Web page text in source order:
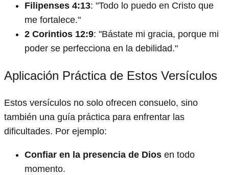
Filipenses 4:13: "Todo lo puedo en Cristo que
me fortalece."
2 Corintios 12:9: "Bástate mi gracia, porque mi
poder se perfecciona en la debilidad."
Aplicación Práctica de Estos Versículos
Estos versículos no solo ofrecen consuelo, sino
también una guía práctica para enfrentar las
dificultades. Por ejemplo:
Confiar en la presencia de Dios en todo
momento.